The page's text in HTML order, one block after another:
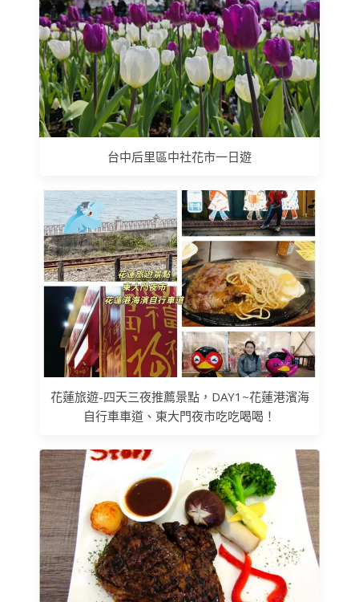
台中后里區中社花市一日遊
花蓮旅遊-四天三夜推薦景點，DAY1~花蓮港濱海
自行車車道、東大門夜市吃吃喝喝！